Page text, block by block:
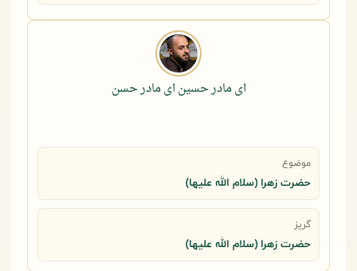
ای مادر حسین ای مادر حسن
موضوع
حضرت زهرا (سلام الله علیها)
گریز
حضرت زهرا (سلام الله علیها)